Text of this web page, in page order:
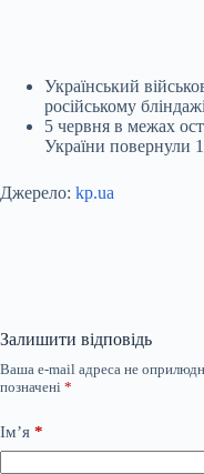
Український
російському
5 червня в межах
України повернули
Джерело: kp.ua
Залишити відповідь
Ваша e-mail адреса не
позначені *
Ім’я *